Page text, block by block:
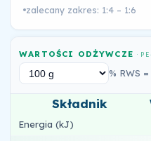
zalecany zakres: 1:4 – 1:6
WARTOŚCI ODŻYWCZE·
% RWS
Składnik
Energia (kJ)